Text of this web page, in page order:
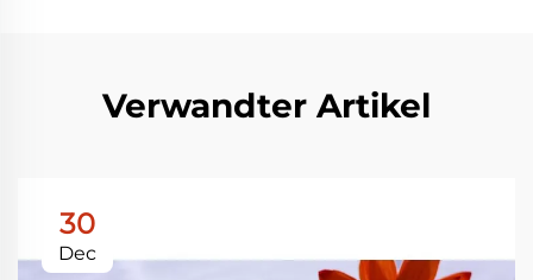
Verwandter Artikel
30
Dec